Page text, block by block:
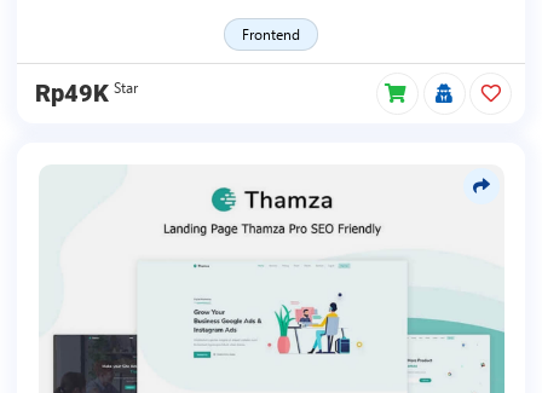
Frontend
Rp49K Star